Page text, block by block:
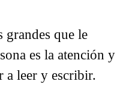
grandes que le
es la atención y
a leer y escribir.